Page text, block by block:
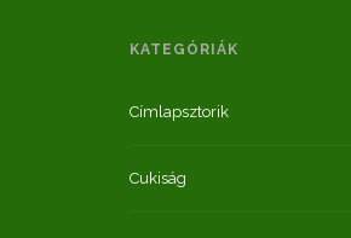
KATEGÓRIÁK
Címlapsztorik
Cukiság